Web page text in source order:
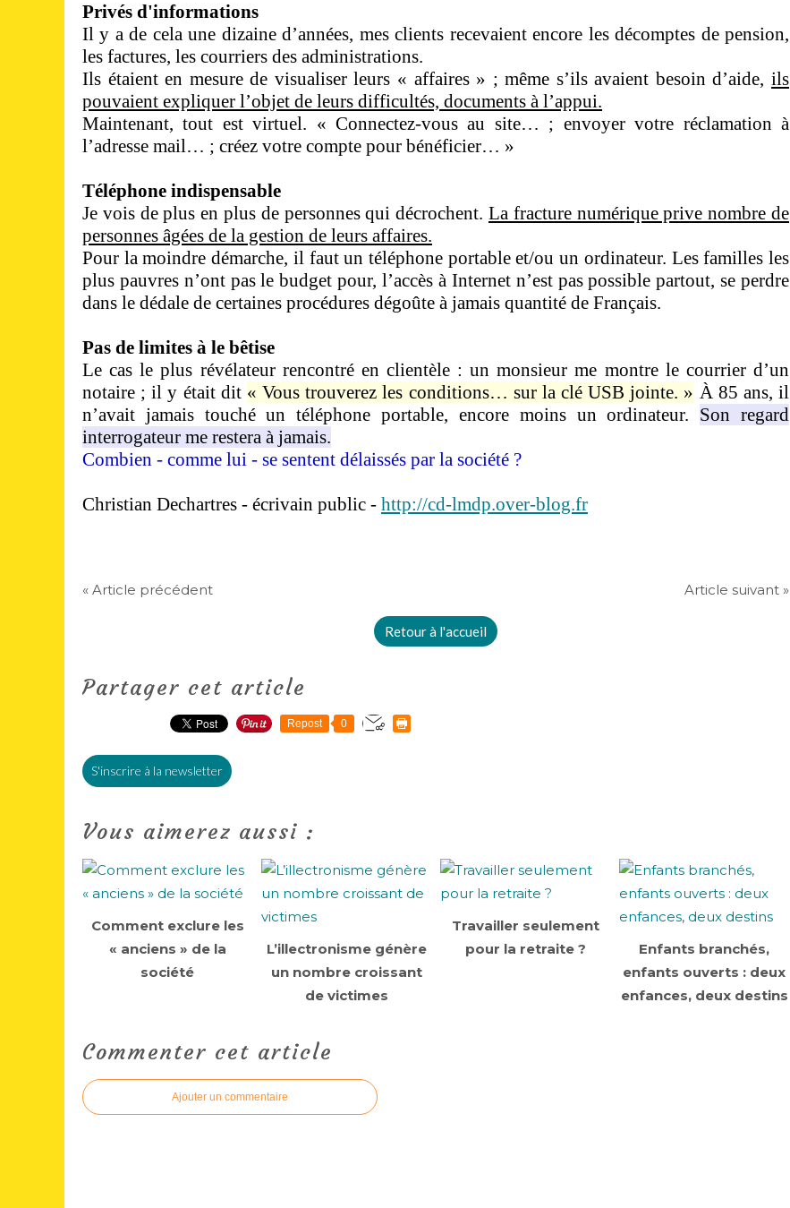
Privés d'informations
Il y a de cela une dizaine d’années, mes clients recevaient encore les décomptes de pension,
les factures, les courriers des administrations.
Ils étaient en mesure de visualiser leurs « affaires » ; même s’ils avaient besoin d’aide, ils
pouvaient expliquer l’objet de leurs difficultés, documents à l’appui.
Maintenant, tout est virtuel. « Connectez-vous au site… ; envoyer votre réclamation à
l’adresse mail… ; créez votre compte pour bénéficier… »
Téléphone indispensable
Je vois de plus en plus de personnes qui décrochent. La fracture numérique prive nombre de
personnes âgées de la gestion de leurs affaires.
Pour la moindre démarche, il faut un téléphone portable et/ou un ordinateur. Les familles les
plus pauvres n’ont pas le budget pour, l’accès à Internet n’est pas possible partout, se perdre
dans le dédale de certaines procédures dégoûte à jamais quantité de Français.
Pas de limites à le bêtise
Le cas le plus révélateur rencontré en clientèle : un monsieur me montre le courrier d’un
notaire ; il y était dit « Vous trouverez les conditions… sur la clé USB jointe. » À 85 ans, il
n’avait jamais touché un téléphone portable, encore moins un ordinateur. Son regard
interrogateur me restera à jamais.
Combien - comme lui - se sentent délaissés par la société ?
Christian Dechartres - écrivain public - http://cd-lmdp.over-blog.fr
« Article précédent Article suivant »
Retour à l'accueil
Partager cet article
Repost 0
S'inscrire à la newsletter
Vous aimerez aussi :
Comment exclure les
« anciens » de la
société
L’illectronisme génère
un nombre croissant
de victimes
Travailler seulement
pour la retraite ?
Enfants branchés,
enfants ouverts : deux
enfances, deux destins
Commenter cet article
Ajouter un commentaire